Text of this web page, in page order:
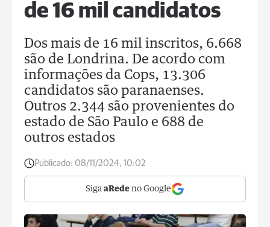
de 16 mil candidatos
Dos mais de 16 mil inscritos, 6.668
são de Londrina. De acordo com
informações da Cops, 13.306
candidatos são paranaenses.
Outros 2.344 são provenientes do
estado de São Paulo e 688 de
outros estados
Publicado: 08/11/2024, 10:02
Siga aRede no Google